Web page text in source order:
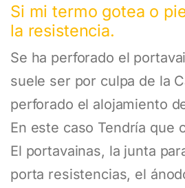
Si mi termo gotea o
la resistencia.
Se ha perforado el
suele ser por culpa de la
perforado el alojamiento
En este caso Tendría que
El portavainas, la junta
porta resistencias, el